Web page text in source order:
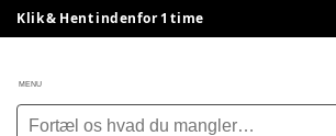
Klik & Hent indenfor 1 time
MENU